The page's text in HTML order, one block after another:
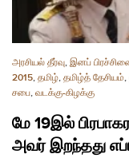
அரசியல் தீர்வு, இனப்
2015, தமிழ், தமிழ்த் தேசியம்,
சபை, வடக்கு-கிழக்கு
மே 19இல்
அவர் இறந்தது